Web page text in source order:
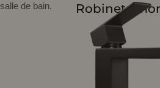
salle de bain.
Robinets